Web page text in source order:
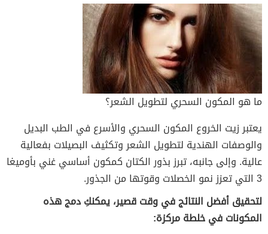
ما هو المكون السحري لتطويل الشعر؟
يعتبر زيت الخروع المكون السحري والأسرع في الطب البديل
والوصفات الهندية لتطويل الشعر وتكثيف البصيلات بفعالية
عالية. وإلى جانبه، تبرز بذور الكتان كمكون أساسي غني بأوميغا
3 التي تعزز نمو الخصلات وقوتها من الجذور.
لتحقيق أفضل النتائج في وقت قصير، يمكنكِ دمج هذه
المكونات في خلطة مركزة: